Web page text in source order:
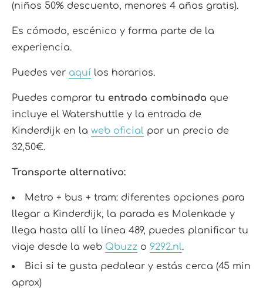
(niños 50% descuento, menores 4 años gratis).
Es cómodo, escénico y forma parte de la
experiencia.
Puedes ver aquí los horarios.
Puedes comprar tu entrada combinada que
incluye el Watershuttle y la entrada de
Kinderdijk en la web oficial por un precio de
32,50€.
Transporte alternativo:
Metro + bus + tram: diferentes opciones para
llegar a Kinderdijk, la parada es Molenkade y
llega hasta allí la línea 489, puedes planificar tu
viaje desde la web Qbuzz o 9292.nl.
Bici si te gusta pedalear y estás cerca (45 min
aprox)